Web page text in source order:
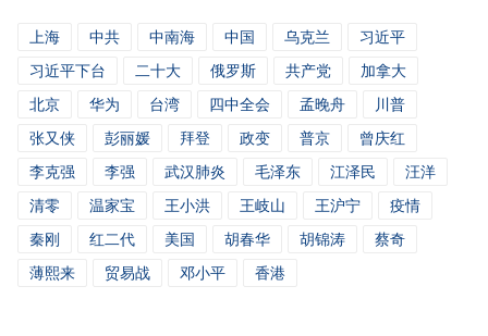
上海 中共 中南海 中国 乌克兰
习近平
习近平下台
二十大 俄罗斯 共产党
加拿大
北京
华为 台湾 四中全会 孟晚舟
川普
张又侠
彭丽媛 拜登 政变 普京
曾庆红
李克强
李强 武汉肺炎 毛泽东 江泽民
汪洋
清零
温家宝 王小洪 王岐山 王沪宁
疫情
秦刚
红二代 美国 胡春华 胡锦涛
蔡奇
薄熙来
贸易战 邓小平 香港